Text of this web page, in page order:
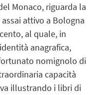
Monaco, riguarda la
attivo a Bologna
al quale, in
anagrafica,
nomignolo di
capacità
illustrando i libri di